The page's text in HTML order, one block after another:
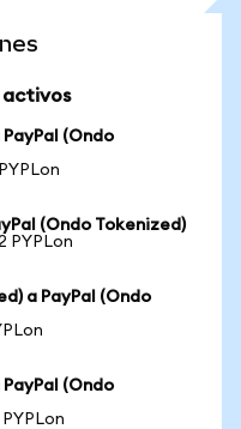
activos
(Ondo
(Ondo Tokenized)
PYPLon
a PayPal (Ondo
(Ondo